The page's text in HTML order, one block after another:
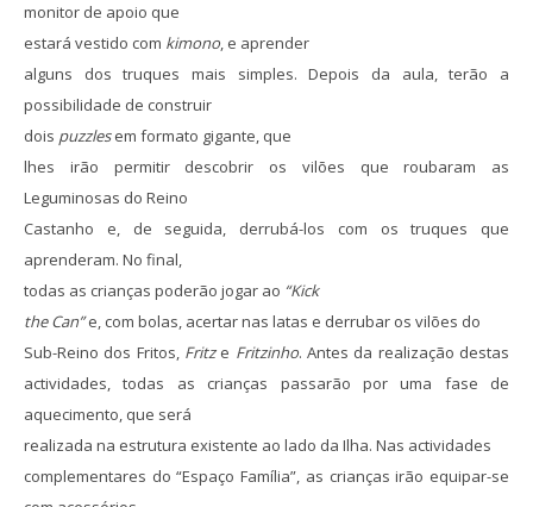
monitor de apoio que
estará vestido com kimono, e aprender
alguns dos truques mais simples. Depois da aula, terão a
possibilidade de construir
dois puzzlesem formato gigante, que
lhes irão permitir descobrir os vilões que roubaram as
Leguminosas do Reino
Castanho e, de seguida, derrubá-los com os truques que
aprenderam. No final,
todas as crianças poderão jogar ao “Kick
the Can”e, com bolas, acertar nas latas e derrubar os vilões do
Sub-Reino dos Fritos, Fritze Fritzinho. Antes da realização destas
actividades, todas as crianças passarão por uma fase de
aquecimento, que será
realizada na estrutura existente ao lado da Ilha. Nas actividades
complementares do “Espaço Família”, as crianças irão equipar-se